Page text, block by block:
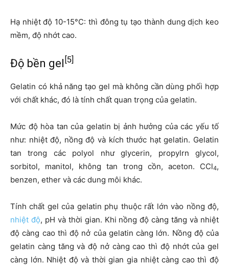
Hạ nhiệt độ 10-15°C: thì đông tụ tạo thành dung dịch keo
mềm, độ nhớt cao.
Độ bền gel [5]
Gelatin có khả năng tạo gel mà không cần dùng phối hợp
với chất khác, đó là tính chất quan trọng của gelatin.
Mức độ hòa tan của gelatin bị ảnh hưởng của các yếu tố
như: nhiệt độ, nồng độ và kích thước hạt gelatin. Gelatin
tan trong các polyol như glycerin, propylrn glycol,
sorbitol, manitol, không tan trong cồn, aceton. CCl4,
benzen, ether và các dung môi khác.
Tính chất gel của gelatin phụ thuộc rất lớn vào nồng độ,
nhiệt độ, pH và thời gian. Khi nồng độ càng tăng và nhiệt
độ càng cao thì độ nở của gelatin càng lớn. Nồng độ của
gelatin càng tăng và độ nở càng cao thì độ nhớt của gel
càng lớn. Nhiệt độ và thời gian gia nhiệt càng cao thì độ